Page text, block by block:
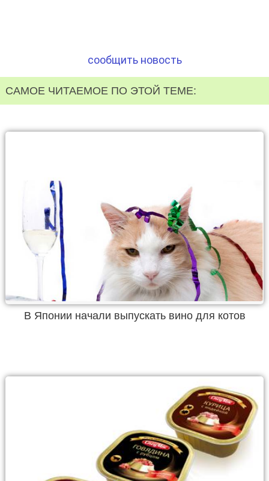
сообщить новость
САМОЕ ЧИТАЕМОЕ ПО ЭТОЙ ТЕМЕ:
В Японии начали выпускать вино для котов